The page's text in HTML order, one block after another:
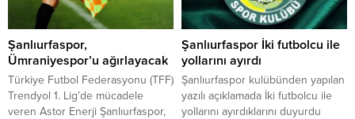
Şanlıurfaspor,
Ümraniyespor’u ağırlayacak
Türkiye Futbol Federasyonu (TFF)
Trendyol 1. Lig’de mücadele
veren Astor Enerji Şanlıurfaspor,
Şanlıurfaspor İki futbolcu ile
yollarını ayırdı
Şanlıurfaspor kulübünden yapılan
yazılı açıklamada İki futbolcu ile
yollarını ayırdıklarını duyurdu